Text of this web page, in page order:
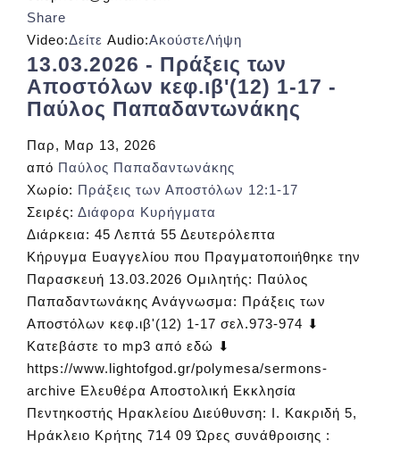
Share
Video:Δείτε Audio:ΑκούστεΛήψη
13.03.2026 - Πράξεις των
Αποστόλων κεφ.ιβ'(12) 1-17 -
Παύλος Παπαδαντωνάκης
Παρ, Μαρ 13, 2026
από Παύλος Παπαδαντωνάκης
Χωρίο: Πράξεις των Αποστόλων 12:1-17
Σειρές: Διάφορα Κυρήγματα
Διάρκεια: 45 Λεπτά 55 Δευτερόλεπτα
Κήρυγμα Ευαγγελίου που Πραγματοποιήθηκε την
Παρασκευή 13.03.2026 Ομιλητής: Παύλος
Παπαδαντωνάκης Ανάγνωσμα: Πράξεις των
Αποστόλων κεφ.ιβ'(12) 1-17 σελ.973-974 ⬇
Κατεβάστε το mp3 από εδώ ⬇
https://www.lightofgod.gr/polymesa/sermons-
archive Ελευθέρα Αποστολική Εκκλησία
Πεντηκοστής Ηρακλείου Διεύθυνση: Ι. Κακριδή 5,
Ηράκλειο Κρήτης 714 09 Ώρες συνάθροισης :